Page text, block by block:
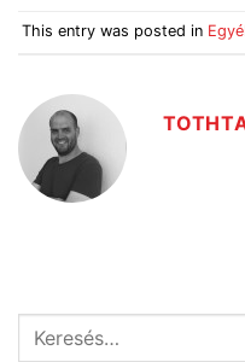
This entry was posted in